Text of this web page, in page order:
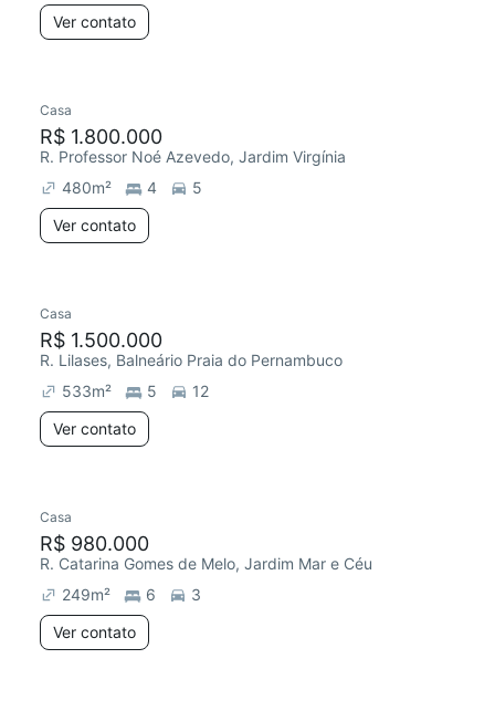
Ver contato
Casa
R$ 1.800.000
R. Professor Noé Azevedo, Jardim Virgínia
480m² 4
5
Ver contato
Casa
R$ 1.500.000
R. Lilases, Balneário Praia do Pernambuco
533m² 5
12
Ver contato
Casa
R$ 980.000
R. Catarina Gomes de Melo, Jardim Mar e Céu
249m² 6
3
Ver contato